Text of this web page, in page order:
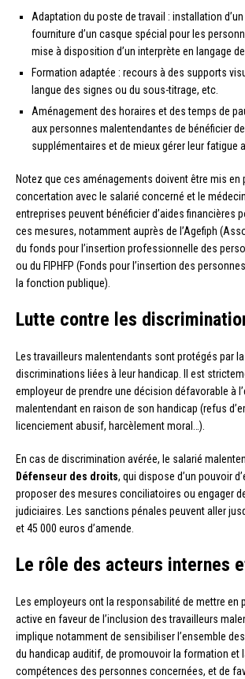
Adaptation du poste de travail : installation
fourniture d’un casque spécial pour les
mise à disposition d’un interprète en langage
Formation adaptée : recours à des supports
langue des signes ou du sous-titrage, etc.
Aménagement des horaires et des temps de
aux personnes malentendantes de bénéficier
supplémentaires et de mieux gérer leur fatigue
Notez que ces aménagements doivent être mis en
concertation avec le salarié concerné et le
entreprises peuvent bénéficier d’aides financières
ces mesures, notamment auprès de l’Agefiph
du fonds pour l’insertion professionnelle des
ou du FIPHFP (Fonds pour l’insertion des
la fonction publique).
Lutte contre les
Les travailleurs malentendants sont protégés par
discriminations liées à leur handicap. Il est
employeur de prendre une décision défavorable à
malentendant en raison de son handicap (refus
licenciement abusif, harcèlement moral…).
En cas de discrimination avérée, le salarié
Défenseur des droits, qui dispose d’un pouvoir
proposer des mesures conciliatoires ou engager
judiciaires. Les sanctions pénales peuvent aller
et 45 000 euros d’amende.
Le rôle des acteurs internes
Les employeurs ont la responsabilité de mettre en
active en faveur de l’inclusion des travailleurs
implique notamment de sensibiliser l’ensemble
du handicap auditif, de promouvoir la formation et
compétences des personnes concernées, et de